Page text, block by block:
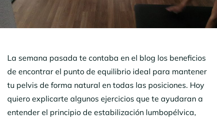
La semana pasada te contaba en el blog los beneficios
de encontrar el punto de equilibrio ideal para mantener
tu pelvis de forma natural en todas las posiciones. Hoy
quiero explicarte algunos ejercicios que te ayudaran a
entender el principio de estabilización lumbopélvica,